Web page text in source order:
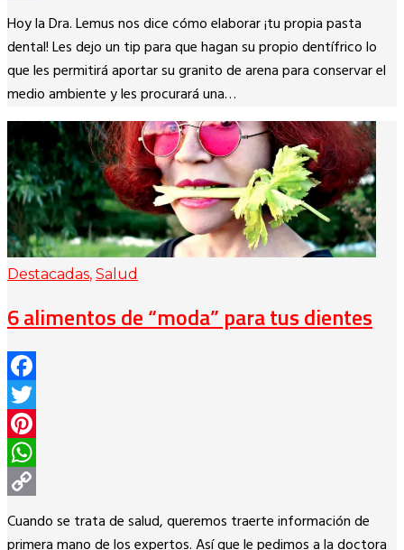
Copy
Link
Hoy la Dra. Lemus nos dice cómo elaborar ¡tu propia pasta
dental! Les dejo un tip para que hagan su propio dentífrico lo
que les permitirá aportar su granito de arena para conservar el
medio ambiente y les procurará una…
Destacadas, Salud
6 alimentos de “moda” para tus dientes
Facebook
Twitter
Pinterest
WhatsApp
Copy
Link
Cuando se trata de salud, queremos traerte información de